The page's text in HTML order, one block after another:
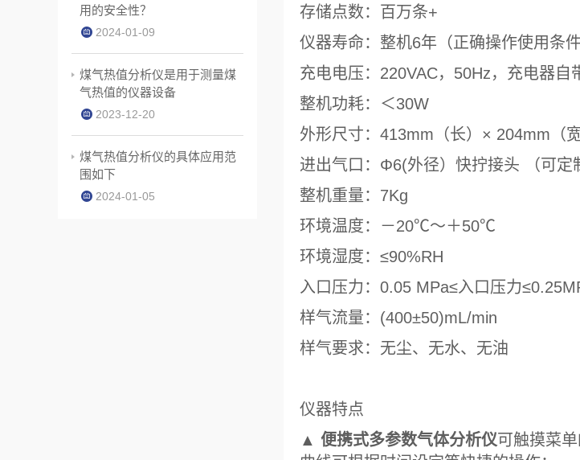
存储点数：百万条+
仪器寿命：整机6年（正确操作使用条件
充电电压：220VAC，50Hz，充电器自
整机功耗：＜30W
外形尺寸：413mm（长）× 204mm（
进出气口：Φ6(外径）快拧接头 （可定
整机重量：7Kg
环境温度：－20℃～＋50℃
环境湿度：≤90%RH
入口压力：0.05 MPa≤入口压力
样气流量：(400±50)mL/min
样气要求：无尘、无水、无油
仪器特点
▲ 便携式多参数气体分析仪可触摸菜
用的安全性？
2024-01-09
煤气热值分析仪是用于测量煤
气热值的仪器设备
2023-12-20
煤气热值分析仪的具体应用范
围如下
2024-01-05